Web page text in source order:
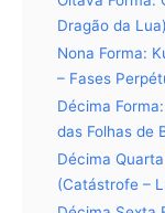
Dragão da Lua)
Nona Forma:
– Fases
Décima
das Folhas de
Décima
(Catástrofe –